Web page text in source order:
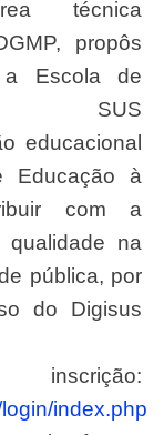
técnica
propôs
a Escola de
SUS
educacional
Educação à
com a
na
pública, por
do Digisus
index.php